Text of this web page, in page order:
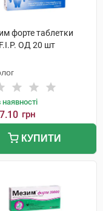
форте таблетки
ОД 20 шт
грн
КУПИТИ